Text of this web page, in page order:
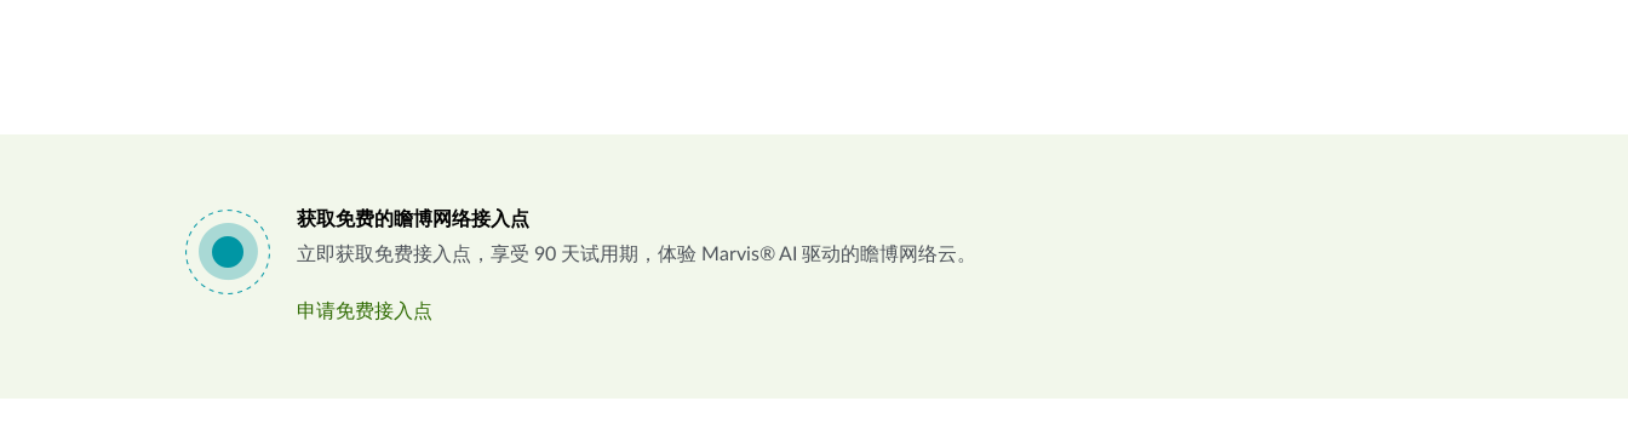
获取免费的瞻博网络接入点
立即获取免费接入点，享受 90 天试用期，体验 Marvis® AI 驱动的瞻博网络云。
申请免费接入点